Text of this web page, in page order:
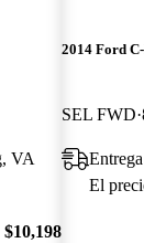
VA
$10,198
2014 Ford
SEL FWD
El